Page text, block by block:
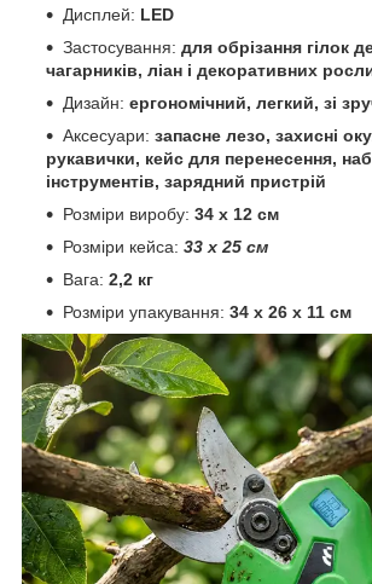
Дисплей: LED
Застосування: для обрізання гілок
чагарників, ліан і декоративних
Дизайн: ергономічний, легкий, зі
Аксесуари: запасне лезо, захисні
рукавички, кейс для перенесення,
інструментів, зарядний пристрій
Розміри виробу: 34 x 12 см
Розміри кейса: 33 x 25 см
Вага: 2,2 кг
Розміри упакування: 34 x 26 x 11 см